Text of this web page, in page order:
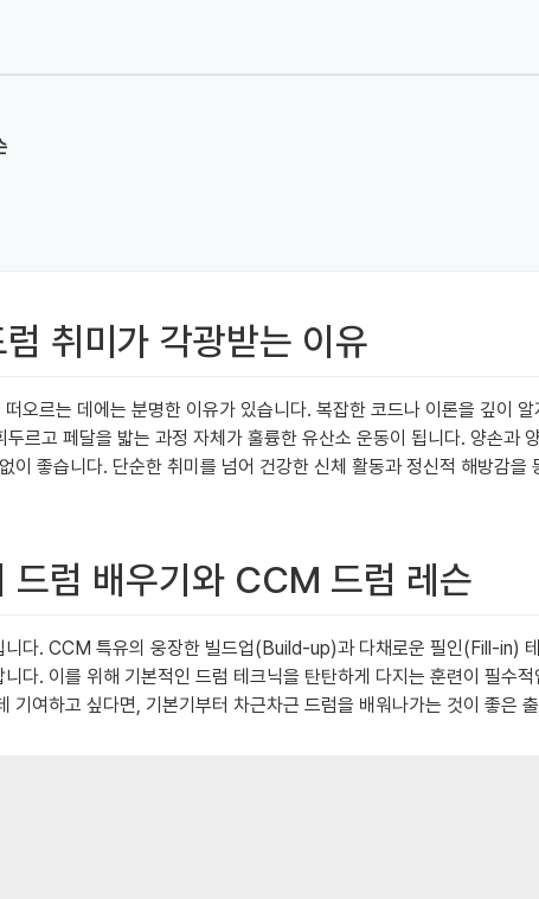
취미가 각광받는 이유
오르는 데에는 분명한 이유가 있습니다. 복잡한 코드나 이론을 깊이
르고 페달을 밟는 과정 자체가 훌륭한 유산소 운동이 됩니다. 양손과
좋습니다. 단순한 취미를 넘어 건강한 신체 활동과 정신적 해방감
드럼 배우기와 CCM 드럼 레슨
다. CCM 특유의 웅장한 빌드업(Build-up)과 다채로운 필인(Fill-in)
다. 이를 위해 기본적인 드럼 테크닉을 탄탄하게 다지는 훈련이 필수
여하고 싶다면, 기본기부터 차근차근 드럼을 배워나가는 것이 좋은